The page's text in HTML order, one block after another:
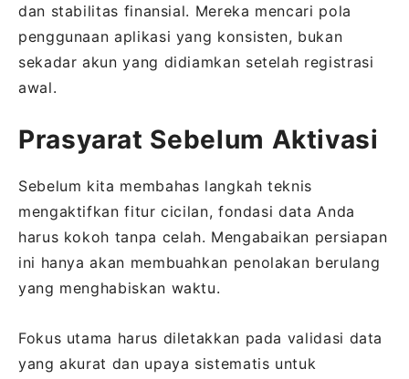
dan stabilitas finansial. Mereka mencari pola
penggunaan aplikasi yang konsisten, bukan
sekadar akun yang didiamkan setelah registrasi
awal.
Prasyarat Sebelum Aktivasi
Sebelum kita membahas langkah teknis
mengaktifkan fitur cicilan, fondasi data Anda
harus kokoh tanpa celah. Mengabaikan persiapan
ini hanya akan membuahkan penolakan berulang
yang menghabiskan waktu.
Fokus utama harus diletakkan pada validasi data
yang akurat dan upaya sistematis untuk